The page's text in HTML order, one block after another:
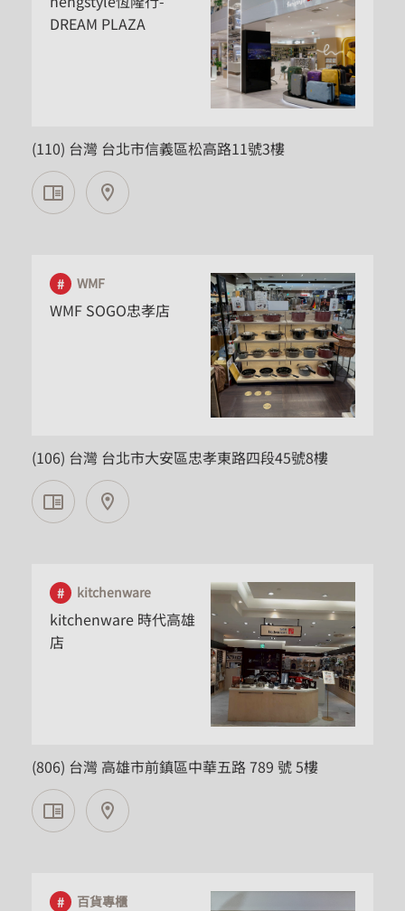
DREAM PLAZA
(110) 台灣 台北市信義區松高路11號3樓
WMF
WMF SOGO忠孝店
(106) 台灣 台北市大安區忠孝東路四段45號8樓
kitchenware
kitchenware 時代高雄
店
(806) 台灣 高雄市前鎮區中華五路 789 號 5樓
百貨專櫃